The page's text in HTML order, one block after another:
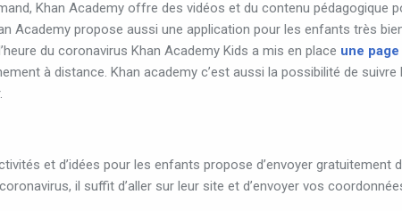
Khan Academy offre des vidéos et du contenu pédagogique
Academy propose aussi une application pour les enfants très
du coronavirus Khan Academy Kids a mis en place une page
à distance. Khan academy c’est aussi la possibilité de suivre
et d’idées pour les enfants propose d’envoyer gratuitement
il suffit d’aller sur leur site et d’envoyer vos